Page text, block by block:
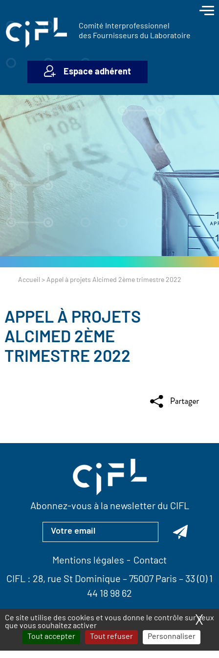
Ce site utilise des cookies et vous donne le contrôle sur ceux
que vous souhaitez activer
Tout accepter
Tout refuser Personnaliser
X
Comité Interprofessionnel
des Fournisseurs du Laboratoire
Espace adhérent
Accueil > Appel à projets Alcimed 2ème trimestre 2022
APPEL À PROJETS
ALCIMED 2ÈME
TRIMESTRE 2022
Abonnez-vous à la newsletter du CIFL
Mentions légales
Contact
CIFL : 28, rue St Dominique – 75007 Paris – 33 (0) 1
44 18 98 62